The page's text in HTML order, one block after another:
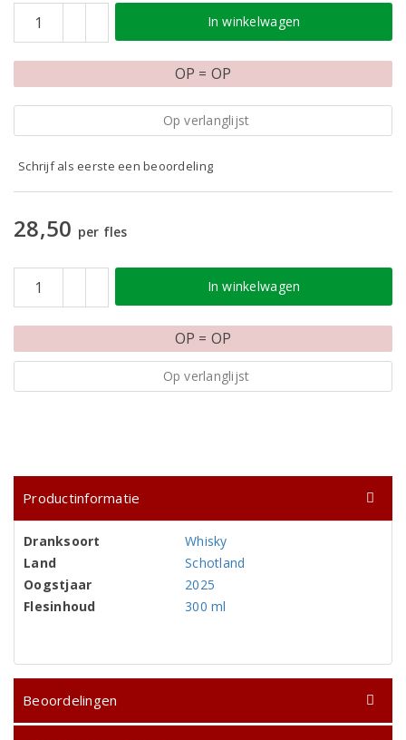
In winkelwagen
OP = OP
Op verlanglijst
Schrijf als eerste een beoordeling
28,50 per fles
In winkelwagen
OP = OP
Op verlanglijst
Productinformatie
Dranksoort
Whisky
Land
Schotland
Oogstjaar
2025
Flesinhoud
300 ml
Beoordelingen